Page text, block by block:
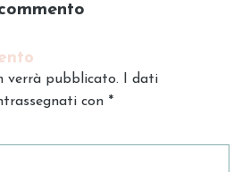
verrà pubblicato. I dati
con *